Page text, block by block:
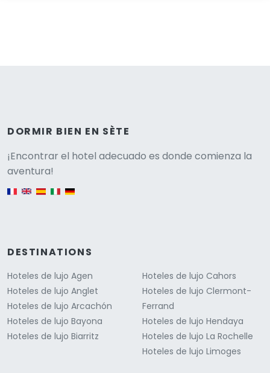
DORMIR BIEN EN SÈTE
¡Encontrar el hotel adecuado es donde comienza la
aventura!
DESTINATIONS
Hoteles de lujo Agen
Hoteles de lujo Anglet
Hoteles de lujo Arcachón
Hoteles de lujo Bayona
Hoteles de lujo Biarritz
Hoteles de lujo Cahors
Hoteles de lujo Clermont-
Ferrand
Hoteles de lujo Hendaya
Hoteles de lujo La Rochelle
Hoteles de lujo Limoges